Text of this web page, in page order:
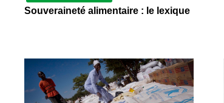
Souveraineté alimentaire : le lexique